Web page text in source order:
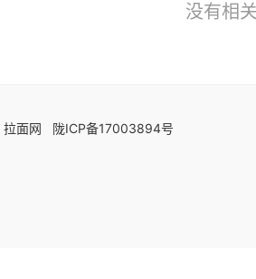
没有相
拉面网 陇ICP备17003894号